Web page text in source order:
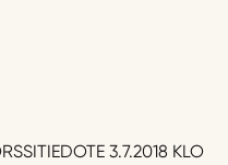
3.7.2018 KLO